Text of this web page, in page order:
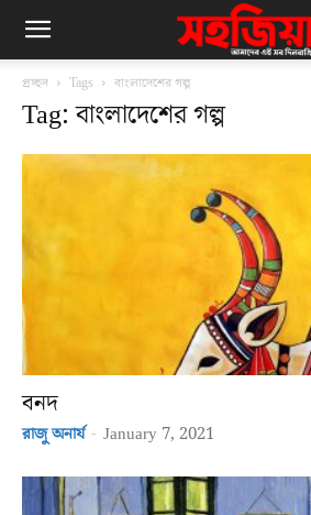
প্রচ্ছদ Tags বাংলাদেশের গল্প
Tag: বাংলাদেশের গল্প
বনদ
রাজু অনার্য - January 7, 2021